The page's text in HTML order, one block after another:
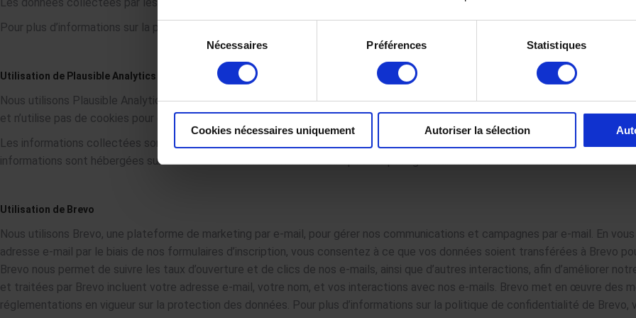
Sélection
consentement
Nécessaires Préférences Statistiques
Cookies nécessaires uniquement Autoriser la sélection
Pour plus d’informations sur la politique de confidentialité de Cookiebot, veuillez consulter
Utilisation de Plausible Analytics
Nous utilisons Plausible Analytics pour analyser le trafic de notre site web et améliorer votre expérience utilisateur. Plausible
et n’utilise pas de cookies pour collecter des informations. Les types de données recueillies incluent les pages visitées, la
Les informations collectées sont utilisées exclusivement pour évaluer les performances de notre site et améliorer notre
informations sont hébergées sur des serveurs situés dans l’Union Européenne pour garantir la sécurité et la confidentialité des
Utilisation de Brevo
Nous utilisons Brevo, une plateforme de marketing par e-mail, pour gérer nos communications et campagnes par e-mail. En
adresse e-mail par le biais de nos formulaires d’inscription, vous consentez à ce que vos données soient transférées à
Brevo nous permet de suivre les taux d’ouverture et de clics de nos e-mails, ainsi que d’autres interactions, afin d’améliorer
et traitées par Brevo incluent votre adresse e-mail, votre nom, et vos interactions avec nos e-mails. Brevo met en œuvre des
réglementations en vigueur sur la protection des données. Pour plus d’informations sur la politique de confidentialité de